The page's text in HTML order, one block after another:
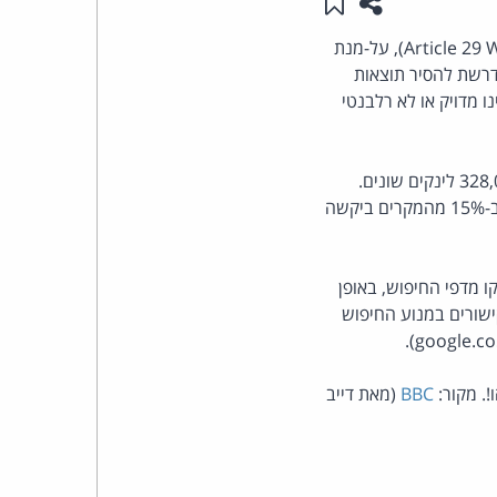
גוגל נפגשה לאחרונה עם רגולטורים להגנת פרטיות והמידע מכל רחבי אירופה (ה- Article 29 Working Party), על-מנת
להסיר תוצאות
מדויק או לא רלבנטי
עד כה הוגשו לגוגל יותר מ-91,000 בקשות למחיקת קישורים בתוצאות מנוע החיפוש, הכוללות 328,000 לינקים שונים.
מרבית הבקשות הגיעו מצרפת ולאחריה גרמניה, בריטניה וספרד. גוגל אישרה כ-50% מהבקשות, ב-15% מהמקרים ביקשה
מדפי החיפוש, באופן
במנוע החיפוש
BBC (מאת דייב